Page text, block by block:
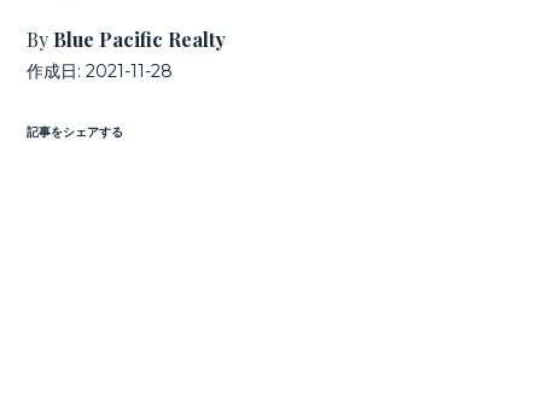
By Blue Pacific Realty
作成日:2021-11-28
記事をシェアする